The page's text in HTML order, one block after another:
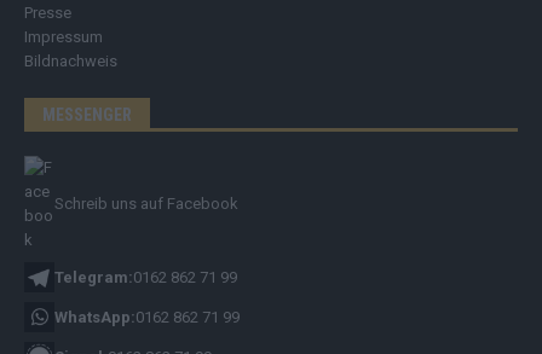
Presse
Impressum
Bildnachweis
MESSENGER
Schreib uns auf Facebook
Telegram:0162 862 71 99
WhatsApp:0162 862 71 99